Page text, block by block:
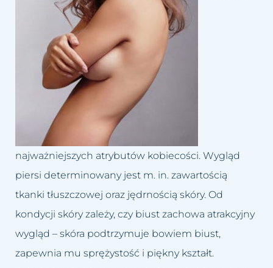
Dolina łez
Drugi podbródek
Hirsutyzm
Krzywy nos, Garbaty nos
Nadmiar tkanki tłuszczowej
Opadające powieki i brwi
Opadnięte policzki
Plamy posłoneczne
Plamy starcze
Leczenie bruksizmu
Leczenie łysienia
Leczenie migreny
Leczenie nadpotliwości
Leczenie trądziku różowatego
Lifting twarzy
Likwidacja drugiego podbródka
Modelowanie sylwetki
Oczyszczanie wodorowe
Trychologia
Kontakt
najważniejszych atrybutów kobiecości. Wygląd
piersi determinowany jest m. in. zawartością
tkanki tłuszczowej oraz jędrnością skóry. Od
kondycji skóry zależy, czy biust zachowa atrakcyjny
wygląd – skóra podtrzymuje bowiem biust,
zapewnia mu sprężystość i piękny kształt.